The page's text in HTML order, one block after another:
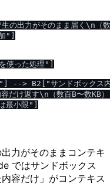
出力がそのまま届く\n（
"]
った処理"]
--> B2["サンドボックス
け返す\n（数百B〜数KB
小限"]
力がそのままコンテキ
ではサンドボックス
容だけ」がコンテキス